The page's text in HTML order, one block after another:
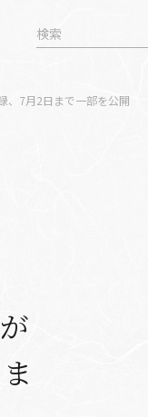
、7月2日まで一部を公開